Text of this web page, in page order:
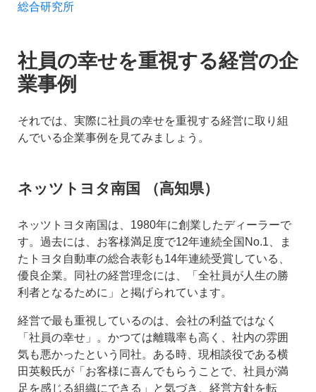
総合研究所
社員の幸せを重視する経営の企
業事例
それでは、実際に社員の幸せを重視する経営に取り組
んでいる企業事例を見てみましょう。
ネッツトヨタ南国 （高知県）
ネッツトヨタ南国は、1980年に創業したディーラーで
す。過去には、お客様満足度で12年連続全国No.1、ま
たトヨタ自動車の総合表彰も14年連続受賞している、
優良企業。同社の経営理念には、「全社員が人生の勝
利者となるために」と掲げられています。
経営で最も重視しているのは、会社の利益ではなく
「社員の幸せ」。かつては離職率も高く、社内の雰囲
気も悪かったという同社。ある時、現相談役である横
田英毅氏が「お客様に喜んでもらうことで、社員が満
足を感じる組織にできる」と気づき、経営方針を転